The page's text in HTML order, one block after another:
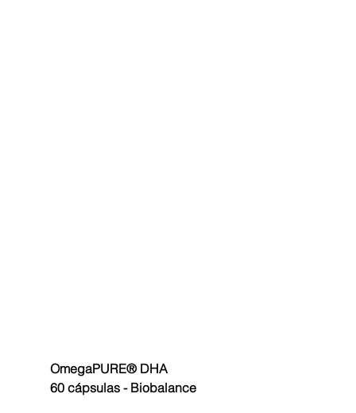
OmegaPURE® DHA
60 cápsulas - Biobalance